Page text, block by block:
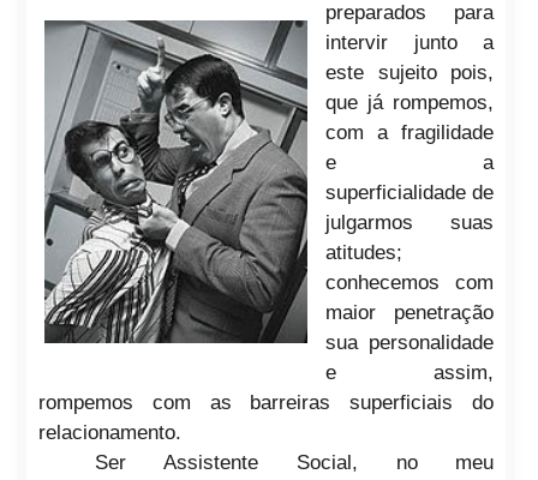
preparados para
intervir junto a
este sujeito pois,
que já rompemos,
com a fragilidade
e a
superficialidade de
julgarmos suas
atitudes;
conhecemos com
maior penetração
sua personalidade
e assim,
rompemos com as barreiras superficiais do
relacionamento.
Ser Assistente Social, no meu